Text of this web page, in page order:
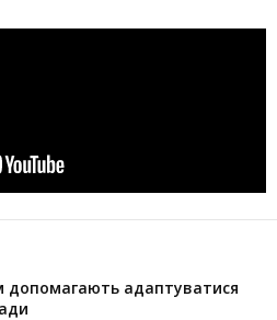
допомагають адаптуватися